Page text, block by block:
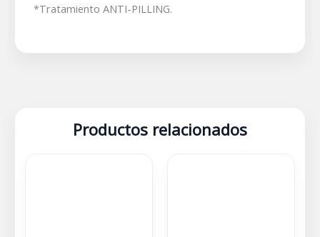
*Tratamiento ANTI-PILLING.
Productos relacionados